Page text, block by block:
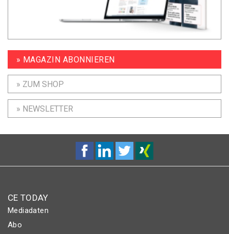
» MAGAZIN ABONNIEREN
» ZUM SHOP
» NEWSLETTER
CE TODAY
Mediadaten
Abo